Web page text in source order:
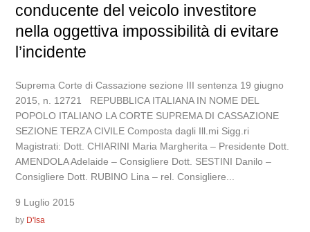
conducente del veicolo investitore
nella oggettiva impossibilità di evitare
l’incidente
Suprema Corte di Cassazione sezione III sentenza 19 giugno
2015, n. 12721 REPUBBLICA ITALIANA IN NOME DEL
POPOLO ITALIANO LA CORTE SUPREMA DI CASSAZIONE
SEZIONE TERZA CIVILE Composta dagli Ill.mi Sigg.ri
Magistrati: Dott. CHIARINI Maria Margherita – Presidente Dott.
AMENDOLA Adelaide – Consigliere Dott. SESTINI Danilo –
Consigliere Dott. RUBINO Lina – rel. Consigliere...
9 Luglio 2015
by D'Isa